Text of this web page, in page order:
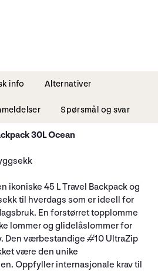
info Alternativer
Spørsmål og svar
30L Ocean
ikoniske 45 L Travel Backpack og
til hverdags som er ideell for
En forstørret topplomme
lommer og glidelåslommer for
Den værbestandige #10 UltraZip
være den unike
Oppfyller internasjonale krav til